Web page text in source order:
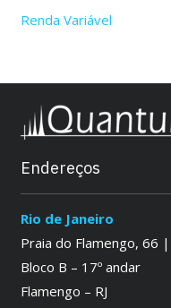
Renda Variável
Endereços
Rio de Janeiro
Praia do Flamengo, 66 |
Bloco B – 17º andar
Flamengo – RJ